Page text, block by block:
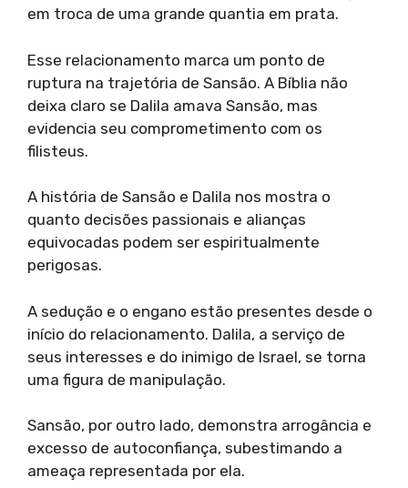
em troca de uma grande quantia em prata.
Esse relacionamento marca um ponto de
ruptura na trajetória de Sansão. A Bíblia não
deixa claro se Dalila amava Sansão, mas
evidencia seu comprometimento com os
filisteus.
A história de Sansão e Dalila nos mostra o
quanto decisões passionais e alianças
equivocadas podem ser espiritualmente
perigosas.
A sedução e o engano estão presentes desde o
início do relacionamento. Dalila, a serviço de
seus interesses e do inimigo de Israel, se torna
uma figura de manipulação.
Sansão, por outro lado, demonstra arrogância e
excesso de autoconfiança, subestimando a
ameaça representada por ela.